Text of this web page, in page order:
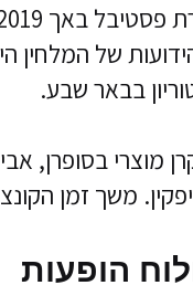
בבאר שבע.
מוצרי בסופרן,
משך זמן
הופעות